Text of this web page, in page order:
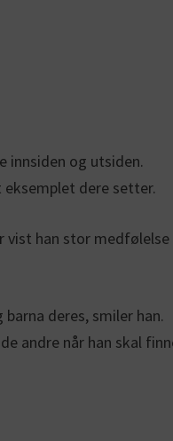
innsiden og utsiden.
dere setter.
vist han stor
deres, smiler han.
andre når han skal